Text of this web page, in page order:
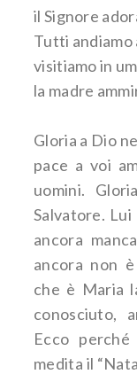
il Signore
Tutti andiamo
visitiamo in
la madre
Gloria a Dio
pace a voi
uomini.
Salvatore.
ancora
ancora non
che è Maria
conosciuto,
Ecco
medita il